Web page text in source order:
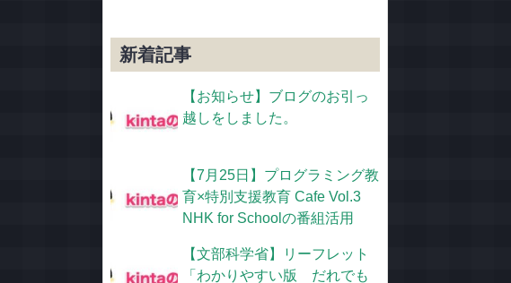
新着記事
【お知らせ】ブログのお引っ
越しをしました。
【7月25日】プログラミング教
育×特別支援教育 Cafe Vol.3
NHK for Schoolの番組活用
【文部科学省】リーフレット
「わかりやすい版 だれでも